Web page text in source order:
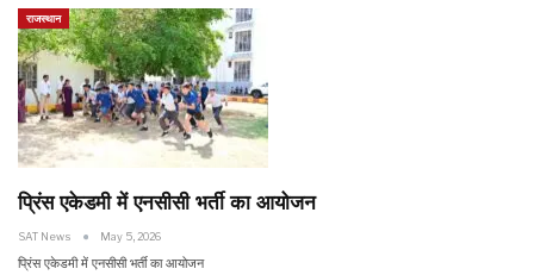
राजस्थान
प्रिंस एकेडमी में एनसीसी भर्ती का आयोजन
SAT News May 5, 2026
प्रिंस एकेडमी में एनसीसी भर्ती का आयोजन